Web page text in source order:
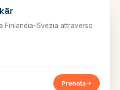
Finlandia–Svezia attraverso
Prenota